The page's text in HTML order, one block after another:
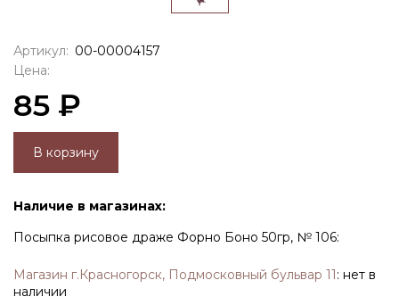
Артикул: 00-00004157
Цена:
85 ₽
В корзину
Наличие в магазинах:
Посыпка рисовое драже Форно Боно 50гр, № 106:
Магазин г.Красногорск, Подмосковный бульвар 11: нет в
наличии